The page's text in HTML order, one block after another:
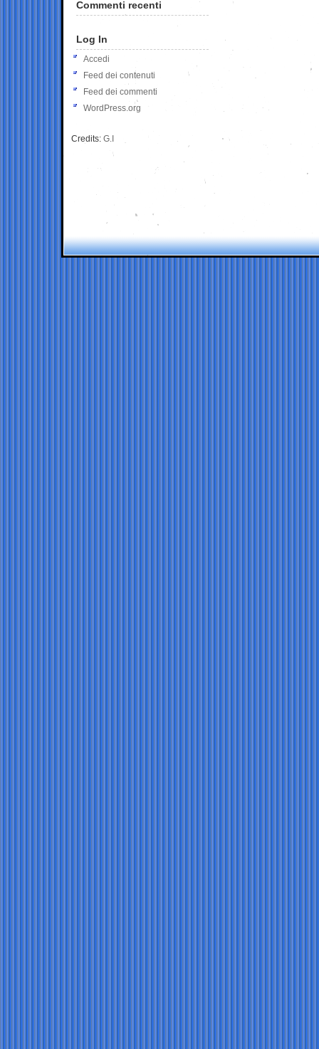
Commenti recenti
Log In
Accedi
Feed dei contenuti
Feed dei commenti
WordPress.org
Credits: G.I